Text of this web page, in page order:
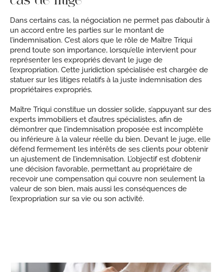
Dans certains cas, la négociation ne permet pas d’aboutir à
un accord entre les parties sur le montant de
l’indemnisation. C’est alors que le rôle de Maître Triqui
prend toute son importance, lorsqu’elle intervient pour
représenter les expropriés devant le juge de
l’expropriation. Cette juridiction spécialisée est chargée de
statuer sur les litiges relatifs à la juste indemnisation des
propriétaires expropriés.
Maître Triqui constitue un dossier solide, s’appuyant sur des
experts immobiliers et d’autres spécialistes, afin de
démontrer que l’indemnisation proposée est incomplète
ou inférieure à la valeur réelle du bien. Devant le juge, elle
défend fermement les intérêts de ses clients pour obtenir
un ajustement de l’indemnisation. L’objectif est d’obtenir
une décision favorable, permettant au propriétaire de
recevoir une compensation qui couvre non seulement la
valeur de son bien, mais aussi les conséquences de
l’expropriation sur sa vie ou son activité.